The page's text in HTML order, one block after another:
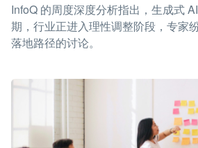
InfoQ 的周度深度分析指出，生成式
期，行业正进入理性调整阶段，专家
落地路径的讨论。